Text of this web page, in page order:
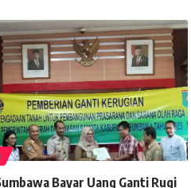
Bayar Uang Ganti Rugi